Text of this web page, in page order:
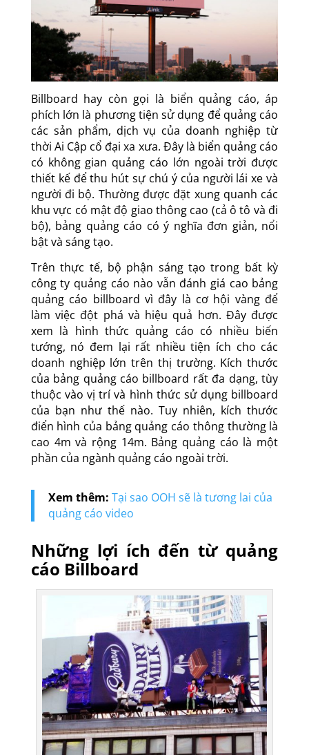
Billboard hay còn gọi là biển quảng cáo, áp
phích lớn là phương tiện sử dụng để quảng cáo
các sản phẩm, dịch vụ của doanh nghiệp từ
thời Ai Cập cổ đại xa xưa. Đây là biển quảng cáo
có không gian quảng cáo lớn ngoài trời được
thiết kế để thu hút sự chú ý của người lái xe và
người đi bộ. Thường được đặt xung quanh các
khu vực có mật độ giao thông cao (cả ô tô và đi
bộ), bảng quảng cáo có ý nghĩa đơn giản, nổi
bật và sáng tạo.
Trên thực tế, bộ phận sáng tạo trong bất kỳ
công ty quảng cáo nào vẫn đánh giá cao bảng
quảng cáo billboard vì đây là cơ hội vàng để
làm việc đột phá và hiệu quả hơn. Đây được
xem là hình thức quảng cáo có nhiều biến
tướng, nó đem lại rất nhiều tiện ích cho các
doanh nghiệp lớn trên thị trường. Kích thước
của bảng quảng cáo billboard rất đa dạng, tùy
thuộc vào vị trí và hình thức sử dụng billboard
của bạn như thế nào. Tuy nhiên, kích thước
điển hình của bảng quảng cáo thông thường là
cao 4m và rộng 14m. Bảng quảng cáo là một
phần của ngành quảng cáo ngoài trời.
Xem thêm: Tại sao OOH sẽ là tương lai của
quảng cáo video
Những lợi ích đến từ quảng
cáo Billboard